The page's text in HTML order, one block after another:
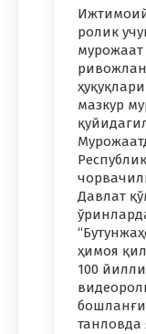
ролик
мазкур
Давлат
ҳимоя
100